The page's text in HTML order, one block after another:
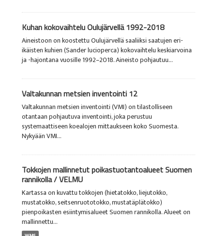
Kuhan kokovaihtelu Oulujärvellä 1992-2018
Aineistoon on koostettu Oulujärvellä saaliiksi saatujen eri-
ikäisten kuhien (Sander lucioperca) kokovaihtelu keskiarvoina
ja -hajontana vuosille 1992–2018. Aineisto pohjautuu...
Valtakunnan metsien inventointi 12
Valtakunnan metsien inventointi (VMI) on tilastolliseen
otantaan pohjautuva inventointi, joka perustuu
systemaattiseen koealojen mittaukseen koko Suomesta.
Nykyään VMI...
Tokkojen mallinnetut poikastuotantoalueet Suomen
rannikolla / VELMU
Kartassa on kuvattu tokkojen (hietatokko, liejutokko,
mustatokko, seitsenruototokko, mustatäplätokko)
pienpoikasten esiintymisalueet Suomen rannikolla. Alueet on
mallinnettu...